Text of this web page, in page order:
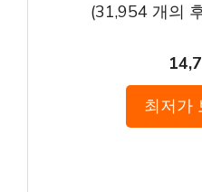
(31,954개의
최저가